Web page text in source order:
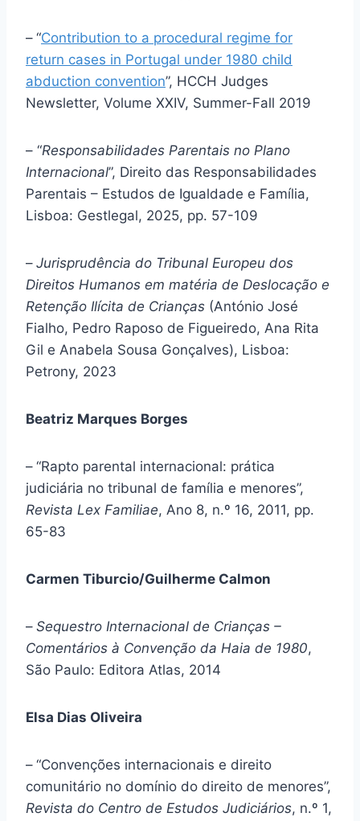
– “Contribution to a procedural regime for
return cases in Portugal under 1980 child
abduction convention”, HCCH Judges
Newsletter, Volume XXIV, Summer-Fall 2019
– “Responsabilidades Parentais no Plano
Internacional”, Direito das Responsabilidades
Parentais – Estudos de Igualdade e Família,
Lisboa: Gestlegal, 2025, pp. 57-109
– Jurisprudência do Tribunal Europeu dos
Direitos Humanos em matéria de Deslocação e
Retenção Ilícita de Crianças (António José
Fialho, Pedro Raposo de Figueiredo, Ana Rita
Gil e Anabela Sousa Gonçalves), Lisboa:
Petrony, 2023
Beatriz Marques Borges
– “Rapto parental internacional: prática
judiciária no tribunal de família e menores”,
Revista Lex Familiae, Ano 8, n.º 16, 2011, pp.
65-83
Carmen Tiburcio/Guilherme Calmon
– Sequestro Internacional de Crianças –
Comentários à Convenção da Haia de 1980,
São Paulo: Editora Atlas, 2014
Elsa Dias Oliveira
– “Convenções internacionais e direito
comunitário no domínio do direito de menores”,
Revista do Centro de Estudos Judiciários, n.º 1,